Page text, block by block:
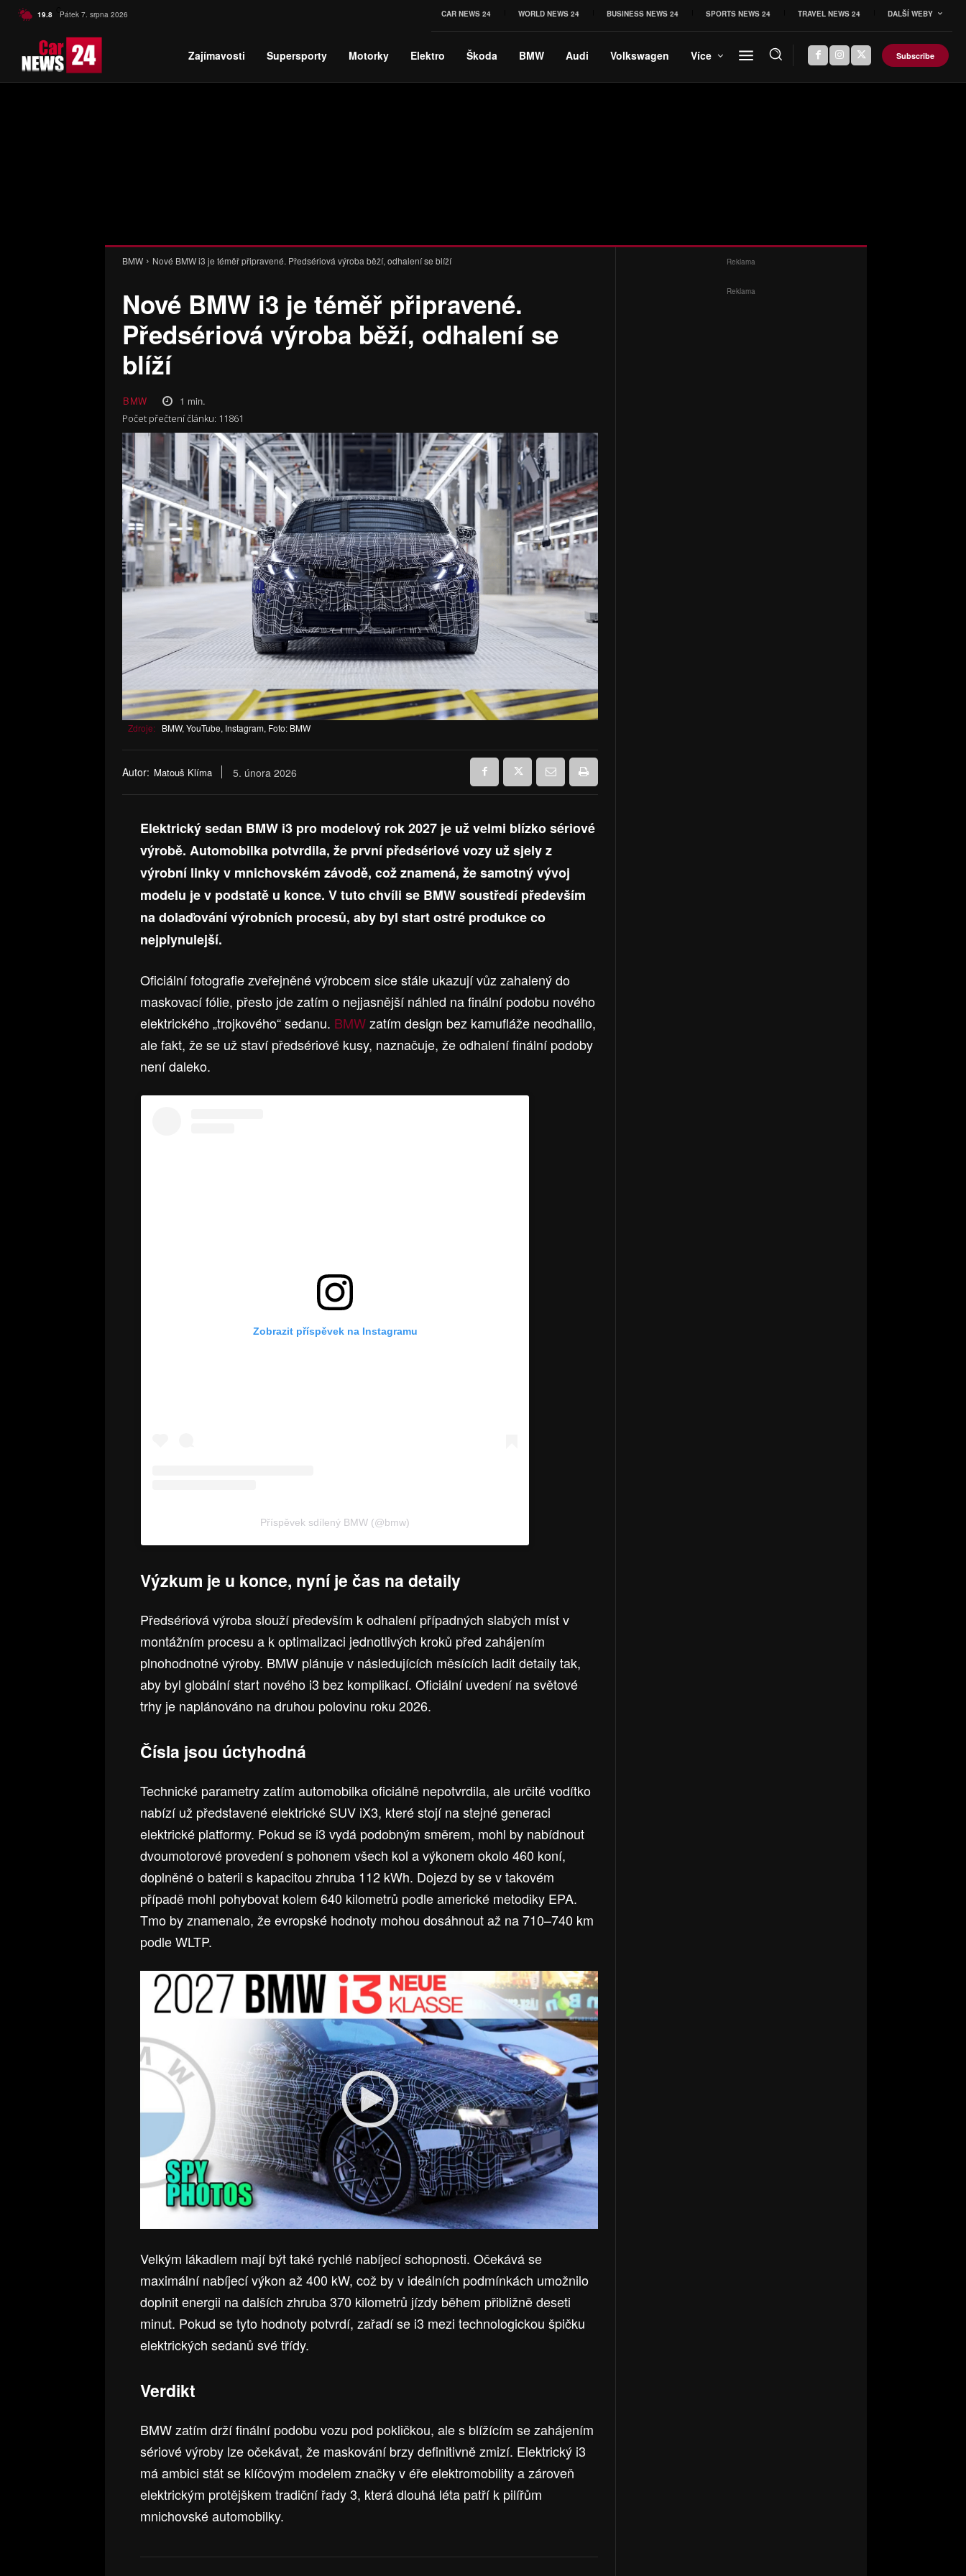
19.8 C Czech
Pátek 7. srpna 2026 CAR NEWS 24 WORLD NEWS 24 BUSINESS NEWS 24 SPORTS NEWS 24 TRAVEL NEWS 24 DALŠÍ WEBY
Zajímavosti Supersporty Motorky Elektro Škoda BMW Audi Volkswagen Více Subscribe
BMW Nové BMW i3 je téměř připravené. Předsériová výroba běží, odhalení se blíží
Nové BMW i3 je téměř připravené.
Předsériová výroba běží, odhalení se
blíží
BMW 1 min.
Počet přečtení článku: 11861
Zdroje: BMW, YouTube, Instagram, Foto: BMW
Autor: Matouš Klíma 5. února 2026
Elektrický sedan BMW i3 pro modelový rok 2027 je už velmi blízko sériové
výrobě. Automobilka potvrdila, že první předsériové vozy už sjely z
výrobní linky v mnichovském závodě, což znamená, že samotný vývoj
modelu je v podstatě u konce. V tuto chvíli se BMW soustředí především
na dolaďování výrobních procesů, aby byl start ostré produkce co
nejplynulejší.
Oficiální fotografie zveřejněné výrobcem sice stále ukazují vůz zahalený do
maskovací fólie, přesto jde zatím o nejjasnější náhled na finální podobu nového
elektrického „trojkového“ sedanu. BMWzatím design bez kamufláže neodhalilo,
ale fakt, že se už staví předsériové kusy, naznačuje, že odhalení finální podoby
není daleko.
Zobrazit příspěvek na Instagramu
Příspěvek sdílený BMW (@bmw)
Výzkum je u konce, nyní je čas na detaily
Předsériová výroba slouží především k odhalení případných slabých míst v
montážním procesu a k optimalizaci jednotlivých kroků před zahájením
plnohodnotné výroby. BMW plánuje v následujících měsících ladit detaily tak,
aby byl globální start nového i3 bez komplikací. Oficiální uvedení na světové
trhy je naplánováno na druhou polovinu roku 2026.
Čísla jsou úctyhodná
Technické parametry zatím automobilka oficiálně nepotvrdila, ale určité vodítko
nabízí už představené elektrické SUV iX3, které stojí na stejné generaci
elektrické platformy. Pokud se i3 vydá podobným směrem, mohl by nabídnout
dvoumotorové provedení s pohonem všech kol a výkonem okolo 460 koní,
doplněné o baterii s kapacitou zhruba 112 kWh. Dojezd by se v takovém
případě mohl pohybovat kolem 640 kilometrů podle americké metodiky EPA.
Tmo by znamenalo, že evropské hodnoty mohou dosáhnout až na 710–740 km
podle WLTP.
Velkým lákadlem mají být také rychlé nabíjecí schopnosti. Očekává se
maximální nabíjecí výkon až 400 kW, což by v ideálních podmínkách umožnilo
doplnit energii na dalších zhruba 370 kilometrů jízdy během přibližně deseti
minut. Pokud se tyto hodnoty potvrdí, zařadí se i3 mezi technologickou špičku
elektrických sedanů své třídy.
Verdikt
BMW zatím drží finální podobu vozu pod pokličkou, ale s blížícím se zahájením
sériové výroby lze očekávat, že maskování brzy definitivně zmizí. Elektrický i3
má ambici stát se klíčovým modelem značky v éře elektromobility a zároveň
elektrickým protějškem tradiční řady 3, která dlouhá léta patří k pilířům
mnichovské automobilky.
Reklama
Reklama